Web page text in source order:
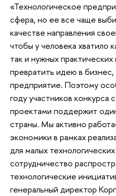
«Технологическое
сфера, но ее все чаще
качестве направления
чтобы у человека хватило
так и нужных
превратить идею в
предприятие. Поэтому
году участников конкурса
проектами поддержит
страны. Мы активно
экономики в рамках
для малых
сотрудничество
технологические
генеральный директор